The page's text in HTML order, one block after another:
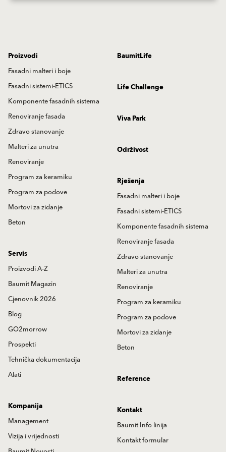
Proizvodi
Fasadni malteri i boje
Fasadni sistemi-ETICS
Komponente fasadnih sistema
Renoviranje fasada
Zdravo stanovanje
Malteri za unutra
Renoviranje
Program za keramiku
Program za podove
Mortovi za zidanje
Beton
BaumitLife
Life Challenge
Viva Park
Održivost
Rješenja
Fasadni malteri i boje
Fasadni sistemi-ETICS
Komponente fasadnih sistema
Renoviranje fasada
Zdravo stanovanje
Malteri za unutra
Renoviranje
Program za keramiku
Program za podove
Mortovi za zidanje
Beton
Servis
Proizvodi A-Z
Baumit Magazin
Cjenovnik 2026
Blog
GO2morrow
Prospekti
Tehnička dokumentacija
Alati
Reference
Kompanija
Management
Vizija i vrijednosti
Kontakt
Baumit Info linija
Kontakt formular